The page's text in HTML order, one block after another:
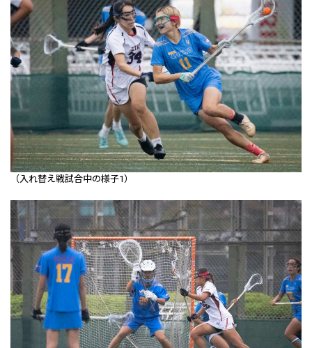
（入れ替え戦試合中の様子1）